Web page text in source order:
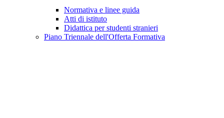
Normativa e linee guida
Atti di istituto
Didattica per studenti stranieri
Piano Triennale dell'Offerta Formativa